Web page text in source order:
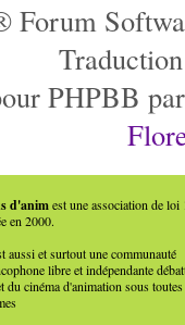
Forum
PHPBB
d'animest une association de loi
en 2000.
aussi et surtout une communauté
libre et indépendante
du cinéma d'animation sous toutes